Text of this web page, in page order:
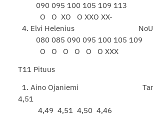
090 095 100 105 109 113
O O XO O XXO XX-
4. Elvi Helenius
080 085 090 095 100 105 109
O O O O O O XXX
T11 Pituus
1. Aino Ojaniemi
4,51
4,49 4,51 4,50 4,46